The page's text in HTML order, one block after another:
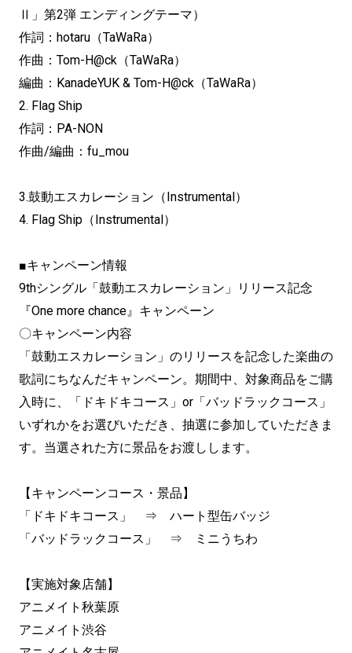
Ⅱ」第2弾 エンディングテーマ）
作詞：hotaru（TaWaRa）
作曲：Tom-H@ck（TaWaRa）
編曲：KanadeYUK & Tom-H@ck（TaWaRa）
2. Flag Ship
作詞：PA-NON
作曲/編曲：fu_mou
3.鼓動エスカレーション（Instrumental）
4. Flag Ship（Instrumental）
■キャンペーン情報
9thシングル「鼓動エスカレーション」リリース記念
『One more chance』キャンペーン
〇キャンペーン内容
「鼓動エスカレーション」のリリースを記念した楽曲の
歌詞にちなんだキャンペーン。期間中、対象商品をご購
入時に、「ドキドキコース」or「バッドラックコース」
いずれかをお選びいただき、抽選に参加していただきま
す。当選された方に景品をお渡しします。
【キャンペーンコース・景品】
「ドキドキコース」 ⇒ ハート型缶バッジ
「バッドラックコース」 ⇒ ミニうちわ
【実施対象店舗】
アニメイト秋葉原
アニメイト渋谷